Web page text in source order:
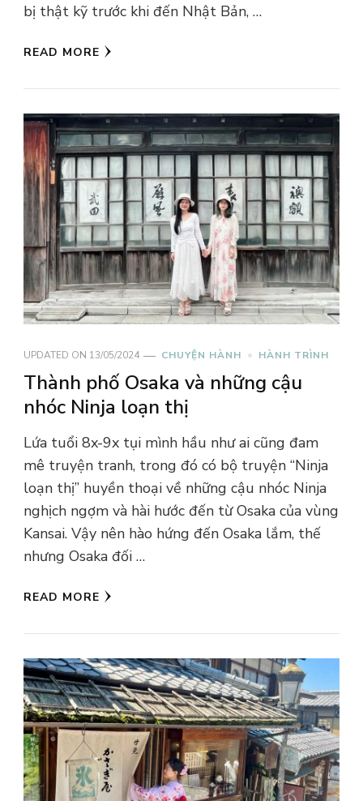
bị thật kỹ trước khi đến Nhật Bản, …
READ MORE
UPDATED ON 13/05/2024 CHUYỆN HÀNH HÀNH TRÌNH
Thành phố Osaka và những cậu
nhóc Ninja loạn thị
Lứa tuổi 8x-9x tụi mình hầu như ai cũng đam
mê truyện tranh, trong đó có bộ truyện “Ninja
loạn thị” huyền thoại về những cậu nhóc Ninja
nghịch ngợm và hài hước đến từ Osaka của vùng
Kansai. Vậy nên hào hứng đến Osaka lắm, thế
nhưng Osaka đối …
READ MORE